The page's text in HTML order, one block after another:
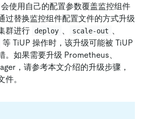
使用自己的配置参数覆盖监控组件
过替换监控组件配置文件的方式升级
群进行
deploy scale-out
等 TiUP 操作时，该升级可能被 TiUP
。如果需要升级 Prometheus、
，请参考本文介绍的升级步骤，
。